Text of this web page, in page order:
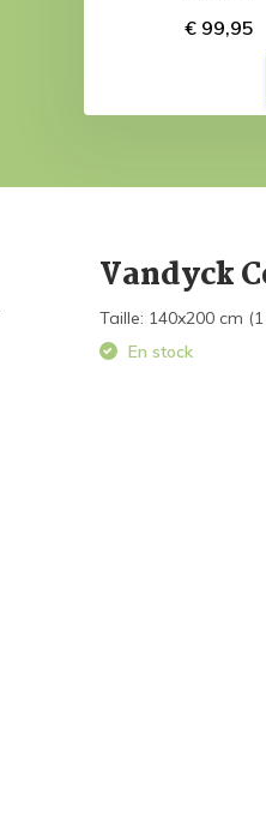
€ 99,95
Vandyck
Taille: 140x200 cm
En stock